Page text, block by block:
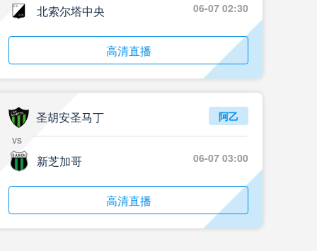
北索尔塔中央 06-07 02:30
高清直播
圣胡安圣马丁
vs
新芝加哥
阿乙
06-07 03:00
高清直播